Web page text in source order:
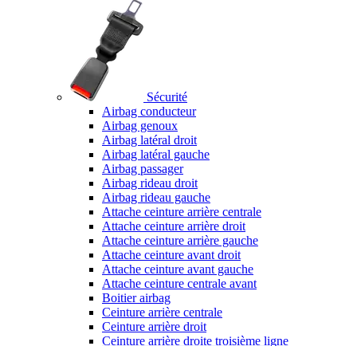
Sécurité
Airbag conducteur
Airbag genoux
Airbag latéral droit
Airbag latéral gauche
Airbag passager
Airbag rideau droit
Airbag rideau gauche
Attache ceinture arrière centrale
Attache ceinture arrière droit
Attache ceinture arrière gauche
Attache ceinture avant droit
Attache ceinture avant gauche
Attache ceinture centrale avant
Boitier airbag
Ceinture arrière centrale
Ceinture arrière droit
Ceinture arrière droite troisième ligne